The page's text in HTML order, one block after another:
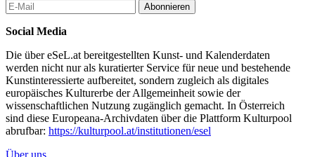
Abonnieren
Social Media
Die über eSeL.at bereitgestellten Kunst- und Kalenderdaten
werden nicht nur als kuratierter Service für neue und bestehende
Kunstinteressierte aufbereitet, sondern zugleich als digitales
europäisches Kulturerbe der Allgemeinheit sowie der
wissenschaftlichen Nutzung zugänglich gemacht. In Österreich
sind diese Europeana-Archivdaten über die Plattform Kulturpool
abrufbar: https://kulturpool.at/institutionen/esel
Über uns